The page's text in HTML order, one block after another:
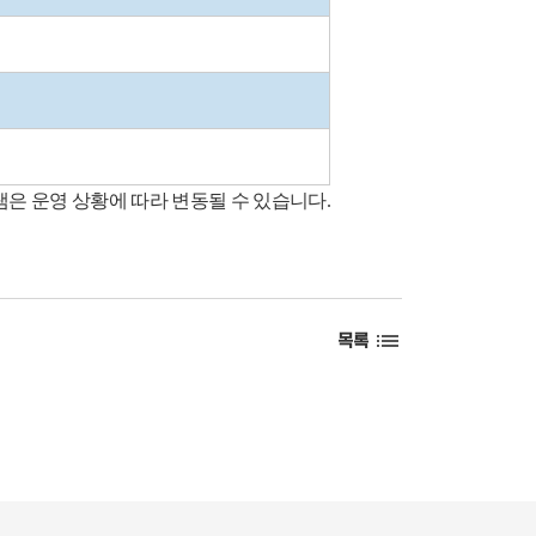
운영 상황에 따라 변동될 수 있습니다.
목록